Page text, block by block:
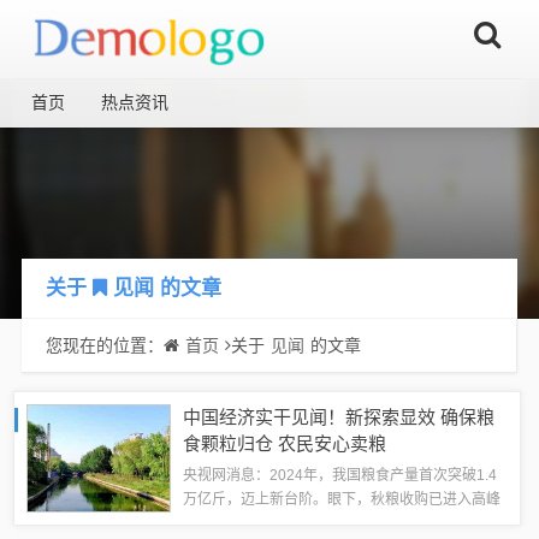
首页 热点资讯
关于 见闻 的文章
您现在的位置： 首页 关于 见闻 的文章
中国经济实干见闻！新探索显效 确保粮
食颗粒归仓 农民安心卖粮
央视网消息：2024年，我国粮食产量首次突破1.4
万亿斤，迈上新台阶。眼下，秋粮收购已进入高峰